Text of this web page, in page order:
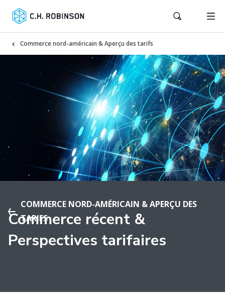
Commerce nord-américain & Aperçu des tarifs
COMMERCE NORD-AMÉRICAIN & APERÇU DES
TARIFS
Commerce récent &
Perspectives tarifaires